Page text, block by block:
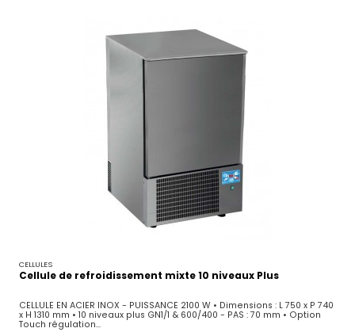
CELLULES
Cellule de refroidissement mixte 10 niveaux Plus
CELLULE EN ACIER INOX - PUISSANCE 2100 W • Dimensions : L 750 x P 740
x H 1310 mm • 10 niveaux plus GN1/1 & 600/400 - PAS : 70 mm • Option
Touch régulation...